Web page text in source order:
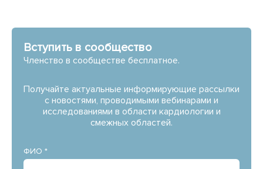
Вступить в сообщество
Членство в сообществе бесплатное.
Получайте актуальные информирующие рассылки
с новостями, проводимыми вебинарами и
исследованиями в области кардиологии и
смежных областей.
ФИО *